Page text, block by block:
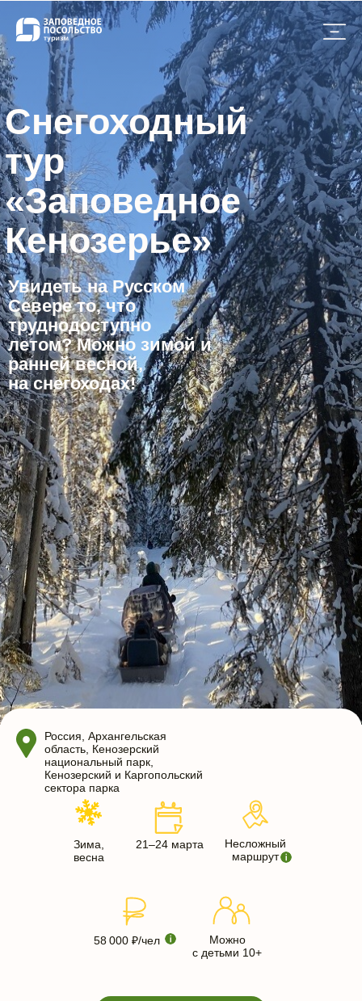
Снегоходный
тур
«Заповедное
Кенозерье»
Увидеть на Русском
Севере то, что
труднодоступно
летом? Можно зимой и
ранней весной,
на снегоходах!
Россия, Архангельская
область, Кенозерский
национальный парк,
Кенозерский и Каргопольский
сектора парка
Зима,
весна
21–24 марта
58 000 ₽/чел
Несложный
маршрут
Можно
с детьми 10+